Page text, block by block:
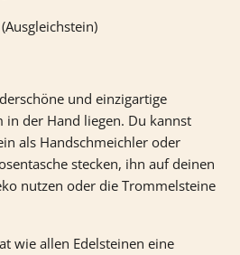
(Ausgleichstein)
und einzigartige
in der Hand liegen. Du kannst
als Handschmeichler oder
stecken, ihn auf deinen
nutzen oder die Trommelsteine
wie allen Edelsteinen eine